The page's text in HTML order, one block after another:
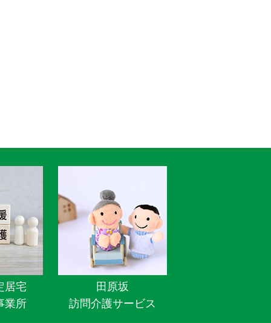
居宅
業所
田原坂
訪問介護サービス